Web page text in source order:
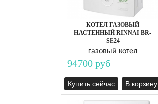
КОТЕЛ ГАЗОВЫЙ
НАСТЕННЫЙ RINNAI BR-
SE24
газовый котел
94700 руб
Купить сейчас В корзину